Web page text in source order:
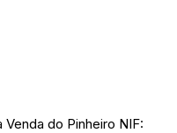
do Pinheiro NIF: